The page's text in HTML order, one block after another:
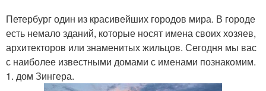
Петербург один из красивейших городов мира. В городе
есть немало зданий, которые носят имена своих хозяев,
архитекторов или знаменитых жильцов. Сегодня мы вас
с наиболее известными домами с именами познакомим.
1. дом Зингера.